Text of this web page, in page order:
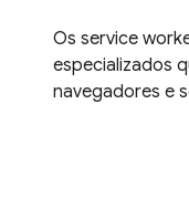
Os service
especializados
navegadores e